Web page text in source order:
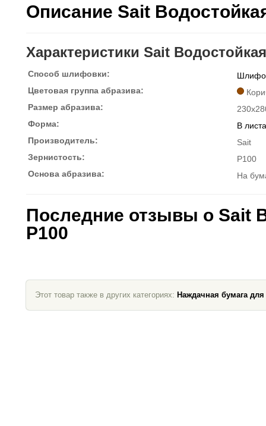
Описание Sait
Характеристики Sait
Способ шлифовки:
Цветовая группа абразива:
Размер абразива:
Форма:
В
Производитель:
Sait
Зернистость:
P100
Основа абразива:
На
Последние отзывы о Sait
P100
Этот товар также в других категориях: Наждачная бумага для